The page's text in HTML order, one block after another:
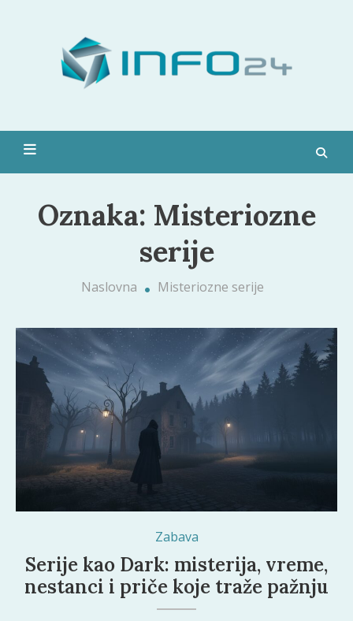
toga
Oznaka: Misteriozne
serije
Naslovna Misteriozne serije
Zabava
Serije kao Dark: misterija, vreme,
nestanci i priče koje traže pažnju